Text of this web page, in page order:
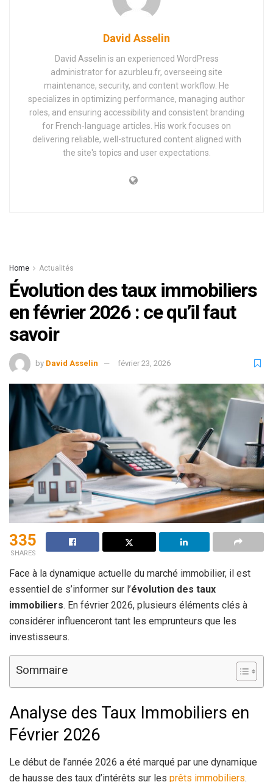
David Asselin
David Asselin is an experienced WordPress
administrator for azurbleu.fr, overseeing site
maintenance, security, and content workflow. He
specializes in optimizing performance, managing author
roles, and ensuring accessibility and consistent branding
for French-language articles. His work focuses on
delivering reliable, well-structured content aligned with
the site's topics and user expectations.
Home Actualités
Évolution des taux immobiliers
en février 2026 : ce qu’il faut
savoir
by David Asselin février 23, 2026
335
SHARES
Face à la dynamique actuelle du marché immobilier, il est
essentiel de s’informer sur l’évolution des taux
immobiliers. En février 2026, plusieurs éléments clés à
considérer influenceront tant les emprunteurs que les
investisseurs.
Sommaire
Analyse des Taux Immobiliers en
Février 2026
Le début de l’année 2026 a été marqué par une dynamique
de hausse des taux d’intérêts sur les prêts immobiliers.